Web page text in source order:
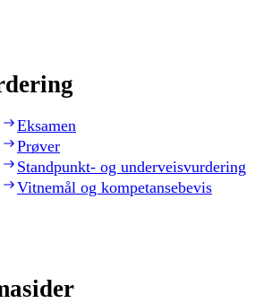
Eksamen
Prøver
Standpunkt- og underveisvurdering
Vitnemål og kompetansebevis